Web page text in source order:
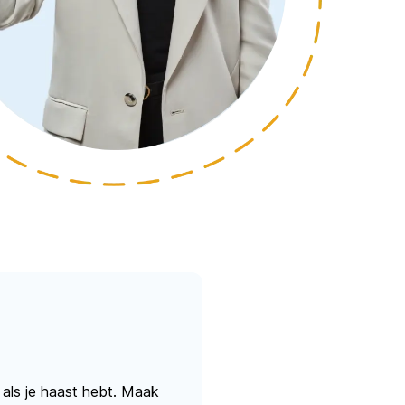
je haast hebt. Maak